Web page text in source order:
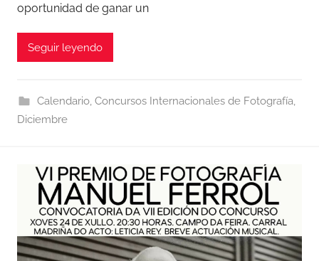
oportunidad de ganar un
Seguir leyendo
Calendario, Concursos Internacionales de Fotografía,
Diciembre